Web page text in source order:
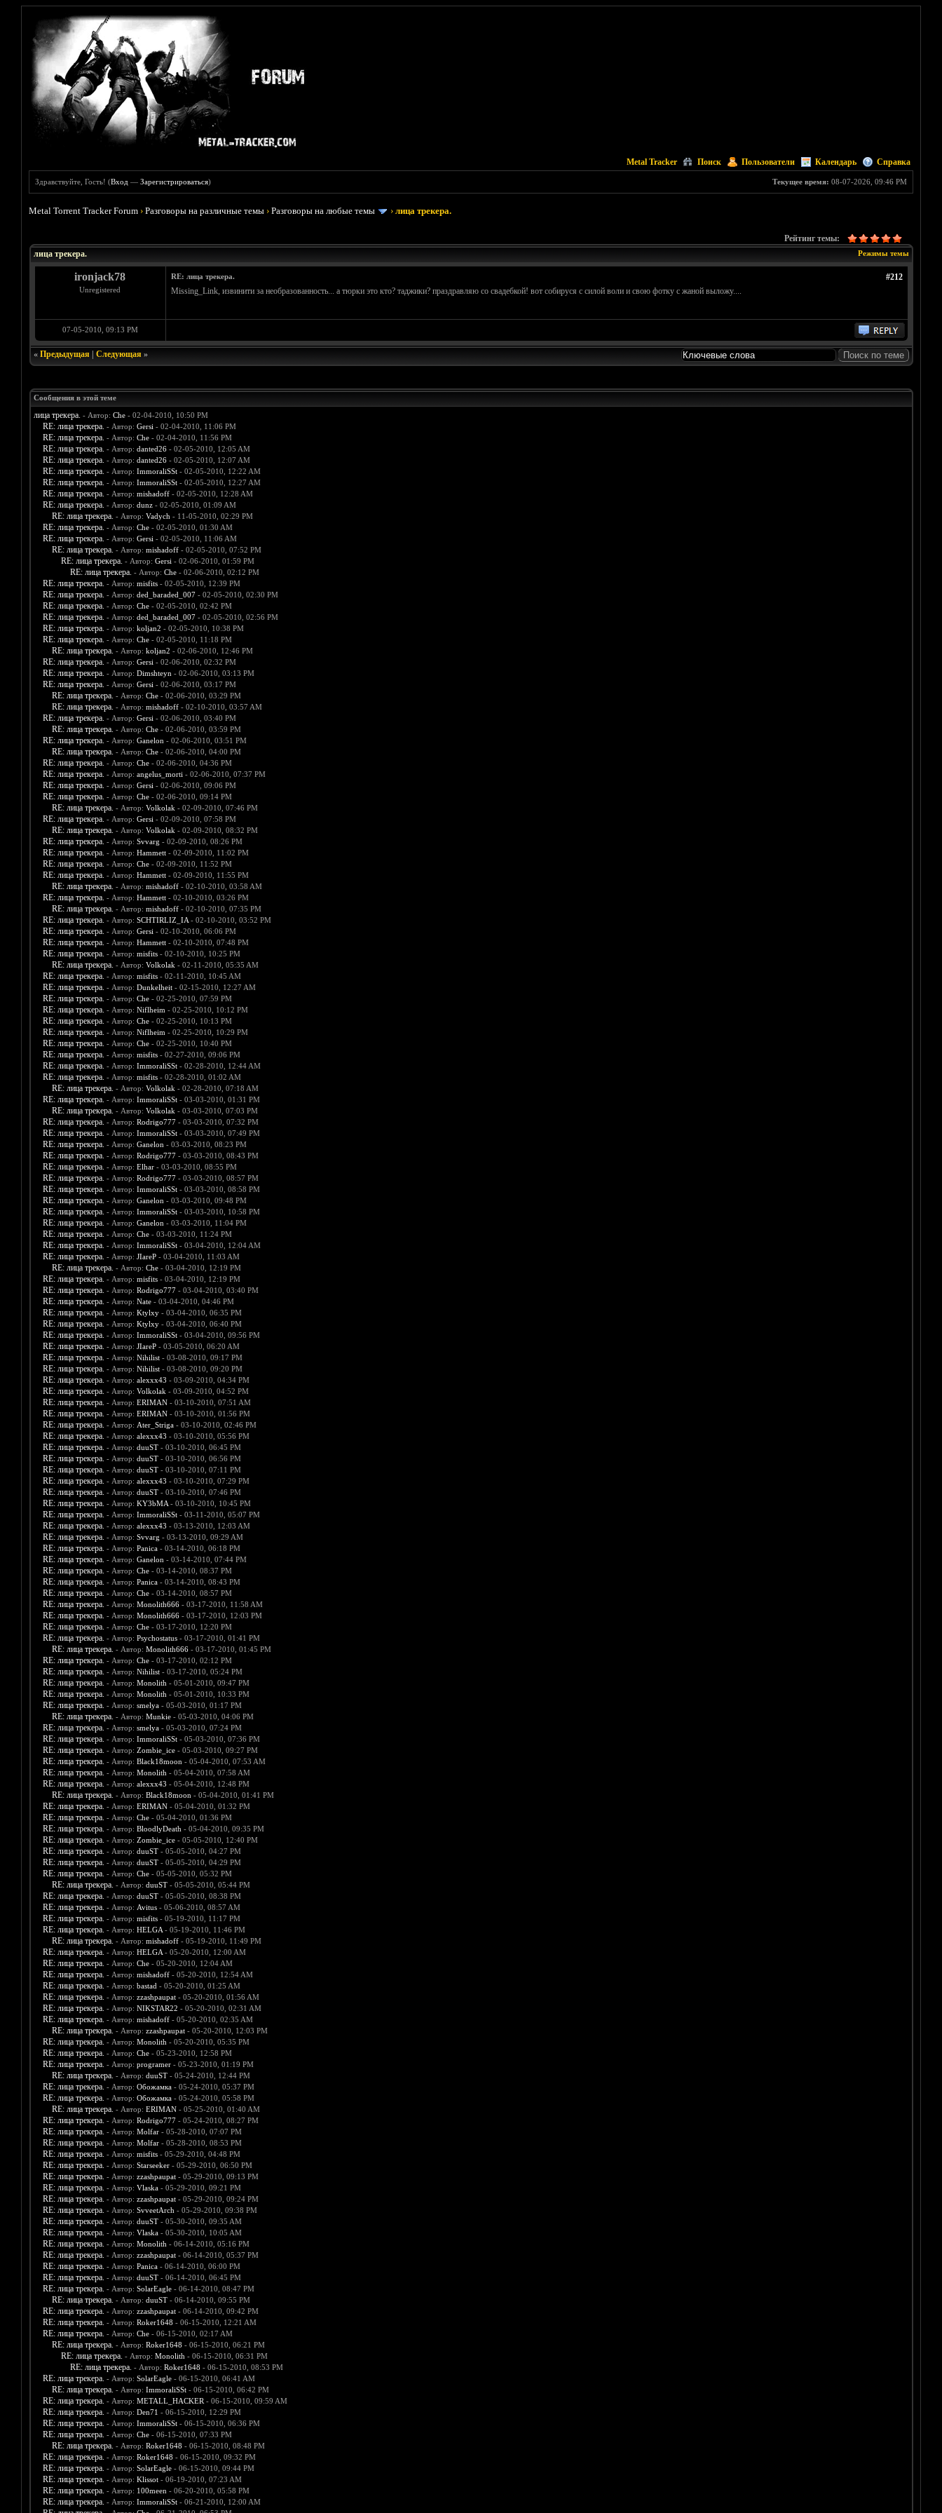
Metal Tracker Поиск Пользователи Календарь Справка
Текущее время: 08-07-2026, 09:46 PM
Здравствуйте, Гость! (Вход —Зарегистрироваться)
Metal Torrent Tracker Forum ›Разговоры на различные темы ›Разговоры на любые темы ›лица трекера.
Рейтинг темы:
Режимы темы
лица трекера.
ironjack78
Unregistered
#212
RE: лица трекера.
Missing_Link, извинити за необразованность... а тюрки это кто? таджики? праздравляю со свадебкой! вот собируся с силой воли и свою фотку с жаной выложу....
07-05-2010, 09:13 PM
« Предыдущая| Следующая»
Сообщения в этой теме
лица трекера. - Автор: Che- 02-04-2010, 10:50 PM
RE: лица трекера. - Автор: Gersi - 02-04-2010, 11:06 PM
RE: лица трекера. - Автор: Che- 02-04-2010, 11:56 PM
RE: лица трекера. - Автор: danted26- 02-05-2010, 12:05 AM
RE: лица трекера. - Автор: danted26- 02-05-2010, 12:07 AM
RE: лица трекера. - Автор: ImmoraliSSt- 02-05-2010, 12:22 AM
RE: лица трекера. - Автор: ImmoraliSSt- 02-05-2010, 12:27 AM
RE: лица трекера. - Автор: mishadoff- 02-05-2010, 12:28 AM
RE: лица трекера. - Автор: dunz- 02-05-2010, 01:09 AM
RE: лица трекера. - Автор: Vadych - 11-05-2010, 02:29 PM
RE: лица трекера. - Автор: Che- 02-05-2010, 01:30 AM
RE: лица трекера. - Автор: Gersi - 02-05-2010, 11:06 AM
RE: лица трекера. - Автор: mishadoff- 02-05-2010, 07:52 PM
RE: лица трекера. - Автор: Gersi - 02-06-2010, 01:59 PM
RE: лица трекера. - Автор: Che- 02-06-2010, 02:12 PM
RE: лица трекера. - Автор: misfits- 02-05-2010, 12:39 PM
RE: лица трекера. - Автор: ded_baraded_007- 02-05-2010, 02:30 PM
RE: лица трекера. - Автор: Che- 02-05-2010, 02:42 PM
RE: лица трекера. - Автор: ded_baraded_007- 02-05-2010, 02:56 PM
RE: лица трекера. - Автор: koljan2 - 02-05-2010, 10:38 PM
RE: лица трекера. - Автор: Che- 02-05-2010, 11:18 PM
RE: лица трекера. - Автор: koljan2 - 02-06-2010, 12:46 PM
RE: лица трекера. - Автор: Gersi - 02-06-2010, 02:32 PM
RE: лица трекера. - Автор: Dimshteyn - 02-06-2010, 03:13 PM
RE: лица трекера. - Автор: Gersi - 02-06-2010, 03:17 PM
RE: лица трекера. - Автор: Che- 02-06-2010, 03:29 PM
RE: лица трекера. - Автор: mishadoff- 02-10-2010, 03:57 AM
RE: лица трекера. - Автор: Gersi - 02-06-2010, 03:40 PM
RE: лица трекера. - Автор: Che- 02-06-2010, 03:59 PM
RE: лица трекера. - Автор: Ganelon - 02-06-2010, 03:51 PM
RE: лица трекера. - Автор: Che- 02-06-2010, 04:00 PM
RE: лица трекера. - Автор: Che- 02-06-2010, 04:36 PM
RE: лица трекера. - Автор: angelus_morti - 02-06-2010, 07:37 PM
RE: лица трекера. - Автор: Gersi - 02-06-2010, 09:06 PM
RE: лица трекера. - Автор: Che- 02-06-2010, 09:14 PM
RE: лица трекера. - Автор: Volkolak - 02-09-2010, 07:46 PM
RE: лица трекера. - Автор: Gersi - 02-09-2010, 07:58 PM
RE: лица трекера. - Автор: Volkolak - 02-09-2010, 08:32 PM
RE: лица трекера. - Автор: Svvarg - 02-09-2010, 08:26 PM
RE: лица трекера. - Автор: Hammett- 02-09-2010, 11:02 PM
RE: лица трекера. - Автор: Che- 02-09-2010, 11:52 PM
RE: лица трекера. - Автор: Hammett- 02-09-2010, 11:55 PM
RE: лица трекера. - Автор: mishadoff- 02-10-2010, 03:58 AM
RE: лица трекера. - Автор: Hammett- 02-10-2010, 03:26 PM
RE: лица трекера. - Автор: mishadoff- 02-10-2010, 07:35 PM
RE: лица трекера. - Автор: SCHTIRLIZ_IA- 02-10-2010, 03:52 PM
RE: лица трекера. - Автор: Gersi - 02-10-2010, 06:06 PM
RE: лица трекера. - Автор: Hammett- 02-10-2010, 07:48 PM
RE: лица трекера. - Автор: misfits- 02-10-2010, 10:25 PM
RE: лица трекера. - Автор: Volkolak - 02-11-2010, 05:35 AM
RE: лица трекера. - Автор: misfits- 02-11-2010, 10:45 AM
RE: лица трекера. - Автор: Dunkelheit- 02-15-2010, 12:27 AM
RE: лица трекера. - Автор: Che- 02-25-2010, 07:59 PM
RE: лица трекера. - Автор: Niflheim - 02-25-2010, 10:12 PM
RE: лица трекера. - Автор: Che- 02-25-2010, 10:13 PM
RE: лица трекера. - Автор: Niflheim - 02-25-2010, 10:29 PM
RE: лица трекера. - Автор: Che- 02-25-2010, 10:40 PM
RE: лица трекера. - Автор: misfits- 02-27-2010, 09:06 PM
RE: лица трекера. - Автор: ImmoraliSSt- 02-28-2010, 12:44 AM
RE: лица трекера. - Автор: misfits- 02-28-2010, 01:02 AM
RE: лица трекера. - Автор: Volkolak - 02-28-2010, 07:18 AM
RE: лица трекера. - Автор: ImmoraliSSt- 03-03-2010, 01:31 PM
RE: лица трекера. - Автор: Volkolak - 03-03-2010, 07:03 PM
RE: лица трекера. - Автор: Rodrigo777- 03-03-2010, 07:32 PM
RE: лица трекера. - Автор: ImmoraliSSt- 03-03-2010, 07:49 PM
RE: лица трекера. - Автор: Ganelon - 03-03-2010, 08:23 PM
RE: лица трекера. - Автор: Rodrigo777- 03-03-2010, 08:43 PM
RE: лица трекера. - Автор: Elhar- 03-03-2010, 08:55 PM
RE: лица трекера. - Автор: Rodrigo777- 03-03-2010, 08:57 PM
RE: лица трекера. - Автор: ImmoraliSSt- 03-03-2010, 08:58 PM
RE: лица трекера. - Автор: Ganelon - 03-03-2010, 09:48 PM
RE: лица трекера. - Автор: ImmoraliSSt- 03-03-2010, 10:58 PM
RE: лица трекера. - Автор: Ganelon - 03-03-2010, 11:04 PM
RE: лица трекера. - Автор: Che- 03-03-2010, 11:24 PM
RE: лица трекера. - Автор: ImmoraliSSt- 03-04-2010, 12:04 AM
RE: лица трекера. - Автор: JIareP- 03-04-2010, 11:03 AM
RE: лица трекера. - Автор: Che- 03-04-2010, 12:19 PM
RE: лица трекера. - Автор: misfits- 03-04-2010, 12:19 PM
RE: лица трекера. - Автор: Rodrigo777- 03-04-2010, 03:40 PM
RE: лица трекера. - Автор: Nate- 03-04-2010, 04:46 PM
RE: лица трекера. - Автор: Ktylxy- 03-04-2010, 06:35 PM
RE: лица трекера. - Автор: Ktylxy- 03-04-2010, 06:40 PM
RE: лица трекера. - Автор: ImmoraliSSt- 03-04-2010, 09:56 PM
RE: лица трекера. - Автор: JIareP- 03-05-2010, 06:20 AM
RE: лица трекера. - Автор: Nihilist- 03-08-2010, 09:17 PM
RE: лица трекера. - Автор: Nihilist- 03-08-2010, 09:20 PM
RE: лица трекера. - Автор: alexxx43 - 03-09-2010, 04:34 PM
RE: лица трекера. - Автор: Volkolak - 03-09-2010, 04:52 PM
RE: лица трекера. - Автор: ERIMAN- 03-10-2010, 07:51 AM
RE: лица трекера. - Автор: ERIMAN- 03-10-2010, 01:56 PM
RE: лица трекера. - Автор: Ater_Striga- 03-10-2010, 02:46 PM
RE: лица трекера. - Автор: alexxx43 - 03-10-2010, 05:56 PM
RE: лица трекера. - Автор: duuST- 03-10-2010, 06:45 PM
RE: лица трекера. - Автор: duuST- 03-10-2010, 06:56 PM
RE: лица трекера. - Автор: duuST- 03-10-2010, 07:11 PM
RE: лица трекера. - Автор: alexxx43 - 03-10-2010, 07:29 PM
RE: лица трекера. - Автор: duuST- 03-10-2010, 07:46 PM
RE: лица трекера. - Автор: KY3bMA- 03-10-2010, 10:45 PM
RE: лица трекера. - Автор: ImmoraliSSt- 03-11-2010, 05:07 PM
RE: лица трекера. - Автор: alexxx43 - 03-13-2010, 12:03 AM
RE: лица трекера. - Автор: Svvarg - 03-13-2010, 09:29 AM
RE: лица трекера. - Автор: Panica- 03-14-2010, 06:18 PM
RE: лица трекера. - Автор: Ganelon - 03-14-2010, 07:44 PM
RE: лица трекера. - Автор: Che- 03-14-2010, 08:37 PM
RE: лица трекера. - Автор: Panica- 03-14-2010, 08:43 PM
RE: лица трекера. - Автор: Che- 03-14-2010, 08:57 PM
RE: лица трекера. - Автор: Monolith666- 03-17-2010, 11:58 AM
RE: лица трекера. - Автор: Monolith666- 03-17-2010, 12:03 PM
RE: лица трекера. - Автор: Che- 03-17-2010, 12:20 PM
RE: лица трекера. - Автор: Psychostatus- 03-17-2010, 01:41 PM
RE: лица трекера. - Автор: Monolith666- 03-17-2010, 01:45 PM
RE: лица трекера. - Автор: Che- 03-17-2010, 02:12 PM
RE: лица трекера. - Автор: Nihilist- 03-17-2010, 05:24 PM
RE: лица трекера. - Автор: Monolith - 05-01-2010, 09:47 PM
RE: лица трекера. - Автор: Monolith - 05-01-2010, 10:33 PM
RE: лица трекера. - Автор: smelya- 05-03-2010, 01:17 PM
RE: лица трекера. - Автор: Munkie- 05-03-2010, 04:06 PM
RE: лица трекера. - Автор: smelya- 05-03-2010, 07:24 PM
RE: лица трекера. - Автор: ImmoraliSSt- 05-03-2010, 07:36 PM
RE: лица трекера. - Автор: Zombie_ice- 05-03-2010, 09:27 PM
RE: лица трекера. - Автор: Black18moon - 05-04-2010, 07:53 AM
RE: лица трекера. - Автор: Monolith - 05-04-2010, 07:58 AM
RE: лица трекера. - Автор: alexxx43 - 05-04-2010, 12:48 PM
RE: лица трекера. - Автор: Black18moon - 05-04-2010, 01:41 PM
RE: лица трекера. - Автор: ERIMAN- 05-04-2010, 01:32 PM
RE: лица трекера. - Автор: Che- 05-04-2010, 01:36 PM
RE: лица трекера. - Автор: BloodlyDeath - 05-04-2010, 09:35 PM
RE: лица трекера. - Автор: Zombie_ice- 05-05-2010, 12:40 PM
RE: лица трекера. - Автор: duuST- 05-05-2010, 04:27 PM
RE: лица трекера. - Автор: duuST- 05-05-2010, 04:29 PM
RE: лица трекера. - Автор: Che- 05-05-2010, 05:32 PM
RE: лица трекера. - Автор: duuST- 05-05-2010, 05:44 PM
RE: лица трекера. - Автор: duuST- 05-05-2010, 08:38 PM
RE: лица трекера. - Автор: Avitus- 05-06-2010, 08:57 AM
RE: лица трекера. - Автор: misfits- 05-19-2010, 11:17 PM
RE: лица трекера. - Автор: HELGA- 05-19-2010, 11:46 PM
RE: лица трекера. - Автор: mishadoff- 05-19-2010, 11:49 PM
RE: лица трекера. - Автор: HELGA- 05-20-2010, 12:00 AM
RE: лица трекера. - Автор: Che- 05-20-2010, 12:04 AM
RE: лица трекера. - Автор: mishadoff- 05-20-2010, 12:54 AM
RE: лица трекера. - Автор: bastad - 05-20-2010, 01:25 AM
RE: лица трекера. - Автор: zzashpaupat- 05-20-2010, 01:56 AM
RE: лица трекера. - Автор: NIKSTAR22 - 05-20-2010, 02:31 AM
RE: лица трекера. - Автор: mishadoff- 05-20-2010, 02:35 AM
RE: лица трекера. - Автор: zzashpaupat- 05-20-2010, 12:03 PM
RE: лица трекера. - Автор: Monolith - 05-20-2010, 05:35 PM
RE: лица трекера. - Автор: Che- 05-23-2010, 12:58 PM
RE: лица трекера. - Автор: programer- 05-23-2010, 01:19 PM
RE: лица трекера. - Автор: duuST- 05-24-2010, 12:44 PM
RE: лица трекера. - Автор: Обожамка- 05-24-2010, 05:37 PM
RE: лица трекера. - Автор: Обожамка- 05-24-2010, 05:58 PM
RE: лица трекера. - Автор: ERIMAN- 05-25-2010, 01:40 AM
RE: лица трекера. - Автор: Rodrigo777- 05-24-2010, 08:27 PM
RE: лица трекера. - Автор: Molfar- 05-28-2010, 07:07 PM
RE: лица трекера. - Автор: Molfar- 05-28-2010, 08:53 PM
RE: лица трекера. - Автор: misfits- 05-29-2010, 04:48 PM
RE: лица трекера. - Автор: Starseeker- 05-29-2010, 06:50 PM
RE: лица трекера. - Автор: zzashpaupat- 05-29-2010, 09:13 PM
RE: лица трекера. - Автор: Vlaska- 05-29-2010, 09:21 PM
RE: лица трекера. - Автор: zzashpaupat- 05-29-2010, 09:24 PM
RE: лица трекера. - Автор: SvveetArch - 05-29-2010, 09:38 PM
RE: лица трекера. - Автор: duuST- 05-30-2010, 09:35 AM
RE: лица трекера. - Автор: Vlaska- 05-30-2010, 10:05 AM
RE: лица трекера. - Автор: Monolith - 06-14-2010, 05:16 PM
RE: лица трекера. - Автор: zzashpaupat- 06-14-2010, 05:37 PM
RE: лица трекера. - Автор: Panica- 06-14-2010, 06:00 PM
RE: лица трекера. - Автор: duuST- 06-14-2010, 06:45 PM
RE: лица трекера. - Автор: SolarEagle- 06-14-2010, 08:47 PM
RE: лица трекера. - Автор: duuST- 06-14-2010, 09:55 PM
RE: лица трекера. - Автор: zzashpaupat- 06-14-2010, 09:42 PM
RE: лица трекера. - Автор: Roker1648 - 06-15-2010, 12:21 AM
RE: лица трекера. - Автор: Che- 06-15-2010, 02:17 AM
RE: лица трекера. - Автор: Roker1648 - 06-15-2010, 06:21 PM
RE: лица трекера. - Автор: Monolith - 06-15-2010, 06:31 PM
RE: лица трекера. - Автор: Roker1648 - 06-15-2010, 08:53 PM
RE: лица трекера. - Автор: SolarEagle- 06-15-2010, 06:41 AM
RE: лица трекера. - Автор: ImmoraliSSt- 06-15-2010, 06:42 PM
RE: лица трекера. - Автор: METALL_HACKER - 06-15-2010, 09:59 AM
RE: лица трекера. - Автор: Den71 - 06-15-2010, 12:29 PM
RE: лица трекера. - Автор: ImmoraliSSt- 06-15-2010, 06:36 PM
RE: лица трекера. - Автор: Che- 06-15-2010, 07:33 PM
RE: лица трекера. - Автор: Roker1648 - 06-15-2010, 08:48 PM
RE: лица трекера. - Автор: Roker1648 - 06-15-2010, 09:32 PM
RE: лица трекера. - Автор: SolarEagle- 06-15-2010, 09:44 PM
RE: лица трекера. - Автор: Klissot- 06-19-2010, 07:23 AM
RE: лица трекера. - Автор: 100meen - 06-20-2010, 05:58 PM
RE: лица трекера. - Автор: ImmoraliSSt- 06-21-2010, 12:00 AM